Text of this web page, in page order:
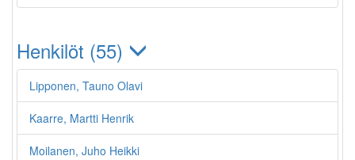
Henkilöt (55)
Lipponen, Tauno Olavi
Kaarre, Martti Henrik
Moilanen, Juho Heikki